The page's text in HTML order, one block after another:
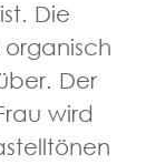
Die
organisch
Der
wird